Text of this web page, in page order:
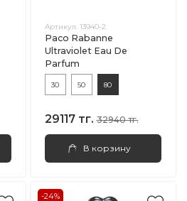
Артикул: 13940-2
Paco Rabanne
Ultraviolet Eau De
Parfum
30 50 80
29117 тг. 32940 тг.
В корзину
-24%